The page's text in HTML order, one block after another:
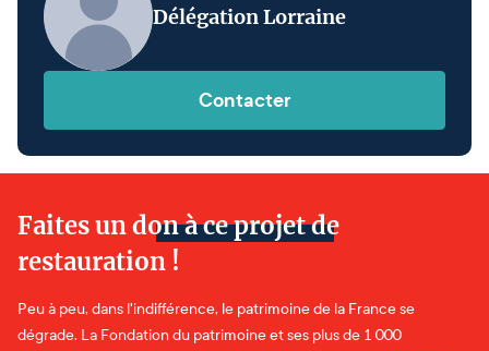
Délégation Lorraine
Contacter
Faites un don à ce projet de
restauration !
Peu à peu, dans l'indifférence, le patrimoine de la France se
dégrade. La Fondation du patrimoine et ses plus de 1 000